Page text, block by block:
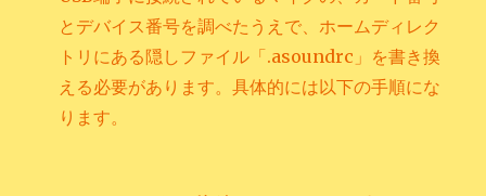
とデバイス番号を調べたうえで、ホームディレク
トリにある隠しファイル「.asoundrc」を書き換
える必要があります。具体的には以下の手順にな
ります。